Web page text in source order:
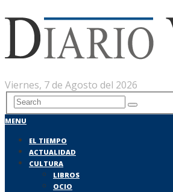
Viernes, 7 de Agosto del 2026
MENU
EL TIEMPO
ACTUALIDAD
CULTURA
LIBROS
OCIO